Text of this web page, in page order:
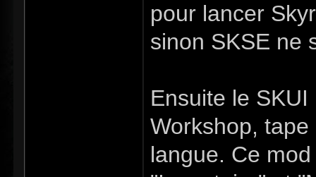
pour lancer
sinon SKSE ne
Ensuite le
Workshop,
langue. Ce